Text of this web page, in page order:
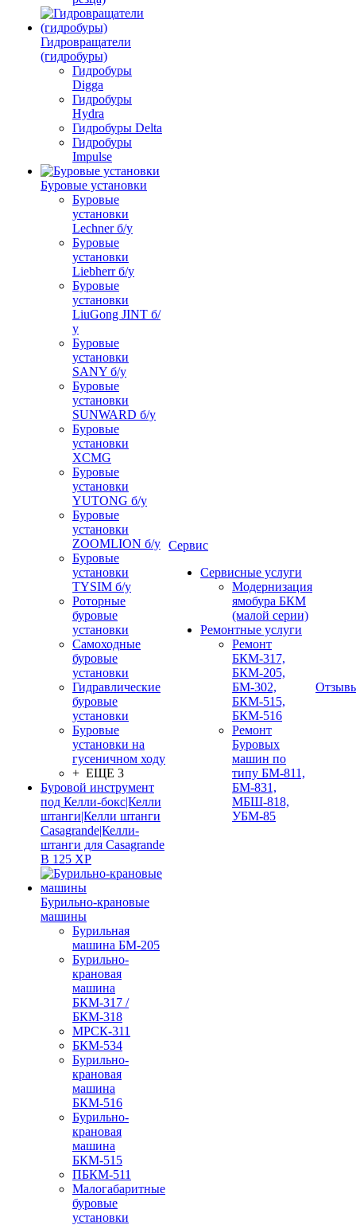
Гидровращатели
(гидробуры)
Гидробуры
Digga
Гидробуры
Hydra
Гидробуры Delta
Гидробуры
Impulse
Буровые установки
Буровые
установки
Lechner б/у
Буровые
установки
Liebherr б/у
Буровые
установки
LiuGong JINT б/
у
Буровые
установки
SANY б/у
Буровые
установки
SUNWARD б/у
Буровые
установки
XCMG
Буровые
установки
YUTONG б/у
Буровые
установки
ZOOMLION б/у
Буровые
установки
TYSIM б/у
Роторные
буровые
установки
Самоходные
буровые
установки
Гидравлические
буровые
установки
Буровые
установки на
гусеничном ходу
+ ЕЩЕ 3
Буровой инструмент
под Келли-бокс|Келли
штанги|Келли штанги
Casagrande|Келли-
штанги для Casagrande
B 125 XP
Бурильно-крановые
машины
Бурильная
машина БМ-205
Бурильно-
крановая
машина
БКМ-317 /
БКМ-318
МРСК-311
БКМ-534
Бурильно-
крановая
машина
БКМ-516
Бурильно-
крановая
машина
БКМ-515
ПБКМ-511
Малогабаритные
буровые
установки
Сервис
Сервисные услуги
Модернизация
ямобура БКМ
(малой серии)
Ремонтные услуги
Ремонт
БКМ-317,
БКМ-205,
БМ-302,
БКМ-515,
БКМ-516
Ремонт
Буровых
машин по
типу БМ-811,
БМ-831,
МБШ-818,
УБМ-85